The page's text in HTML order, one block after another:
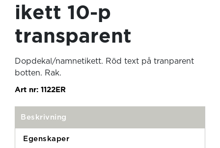
ikett 10-p
transparent
Dopdekal/namnetikett. Röd text på tranparent
botten. Rak.
Art nr: 1122ER
Beskrivning
Egenskaper